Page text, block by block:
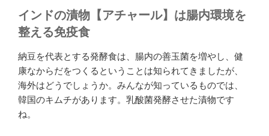
インドの漬物【アチャール】は腸内環境を
整える免疫食
納豆を代表とする発酵食は、腸内の善玉菌を増やし、健
康なからだをつくるということは知られてきましたが、
海外はどうでしょうか。みんなが知っているものでは、
韓国のキムチがあります。乳酸菌発酵させた漬物です
ね。